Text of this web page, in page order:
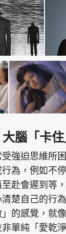
腦「卡住
強迫思維所
為，例如不
赴會遲到等
楚自己的行
的感覺，就
單純「愛乾